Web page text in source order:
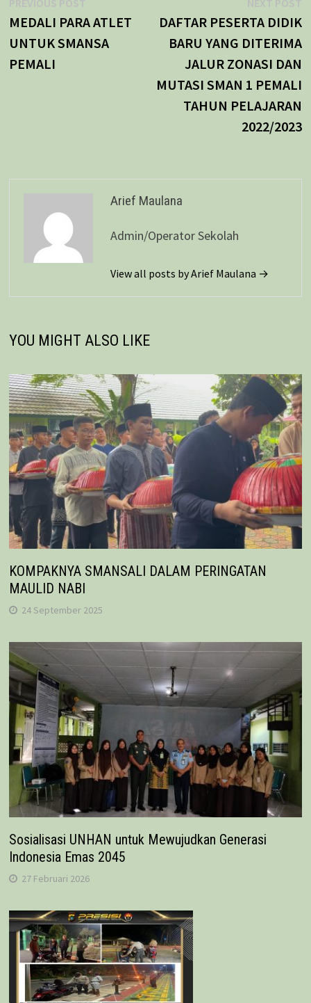
Navigasi
pos
post:
MEDALI PARA ATLET
UNTUK SMANSA
PEMALI
DAFTAR PESERTA DIDIK
BARU YANG DITERIMA
JALUR ZONASI DAN
MUTASI SMAN 1 PEMALI
TAHUN PELAJARAN
2022/2023
Arief Maulana
Admin/Operator Sekolah
View all posts by Arief Maulana →
YOU MIGHT ALSO LIKE
KOMPAKNYA SMANSALI DALAM PERINGATAN
MAULID NABI
24 September 2025
Sosialisasi UNHAN untuk Mewujudkan Generasi
Indonesia Emas 2045
27 Februari 2026